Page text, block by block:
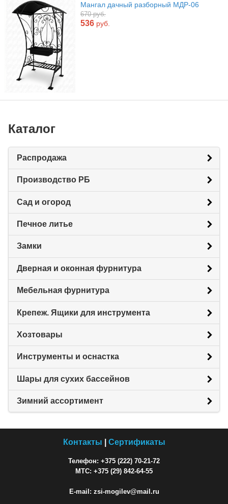
Мангал дачный разборный МДР-06
670 руб.
536 руб.
Каталог
Распродажа
Производство РБ
Сад и огород
Печное литье
Замки
Дверная и оконная фурнитура
Мебельная фурнитура
Крепеж. Ящики для инструмента
Хозтовары
Инструменты и оснастка
Шары для сухих бассейнов
Зимний ассортимент
Контакты Сертификаты
Телефон: +375 (222) 70-21-72
МТС: +375 (29) 842-64-55
E-mail: zsi-mogilev@mail.ru